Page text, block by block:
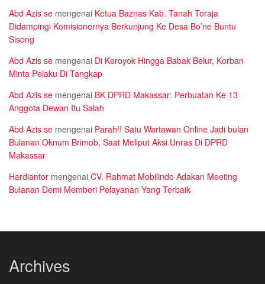
Abd Azis se mengenai Ketua Baznas Kab. Tanah Toraja
Didampingi Komisionernya Berkunjung Ke Desa Bo’ne Buntu
Sisong
Abd Azis se mengenai Di Keroyok Hingga Babak Belur, Korban
Minta Pelaku Di Tangkap
Abd Azis se mengenai BK DPRD Makassar: Perbuatan Ke 13
Anggota Dewan Itu Salah
Abd Azis se mengenai Parah!! Satu Wartawan Online Jadi bulan
Bulanan Oknum Brimob, Saat Meliput Aksi Unras Di DPRD
Makassar
Hardiantor mengenai CV. Rahmat Mobilindo Adakan Meeting
Bulanan Demi Memberi Pelayanan Yang Terbaik
Archives